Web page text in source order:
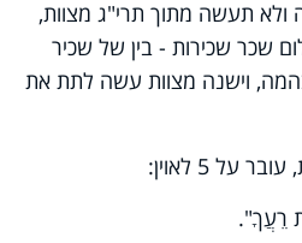
ולא תעשה מתוך תרי"ג מצוות,
שכר שכירות - בין של שכיר
וישנה מצוות עשה לתת את
5 לאוין: